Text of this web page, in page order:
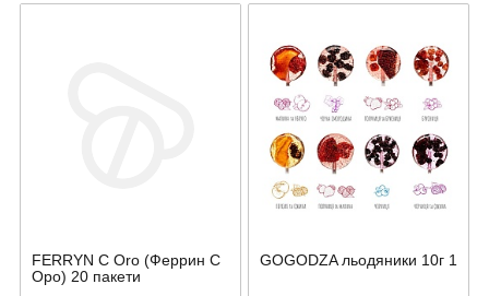
FERRYN C Оro (Феррин С
Оро) 20 пакети
GOGODZA льодяники 10г 1